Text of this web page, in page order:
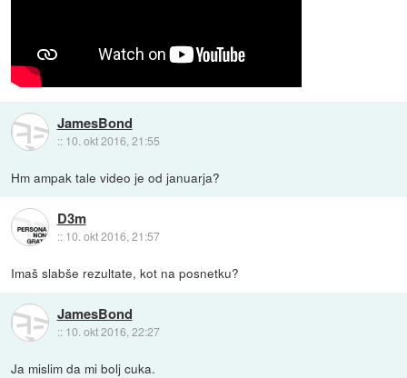
JamesBond
:: 10. okt 2016, 21:55
Hm ampak tale video je od januarja?
D3m
:: 10. okt 2016, 21:57
Imaš slabše rezultate, kot na posnetku?
JamesBond
:: 10. okt 2016, 22:27
Ja mislim da mi bolj cuka.